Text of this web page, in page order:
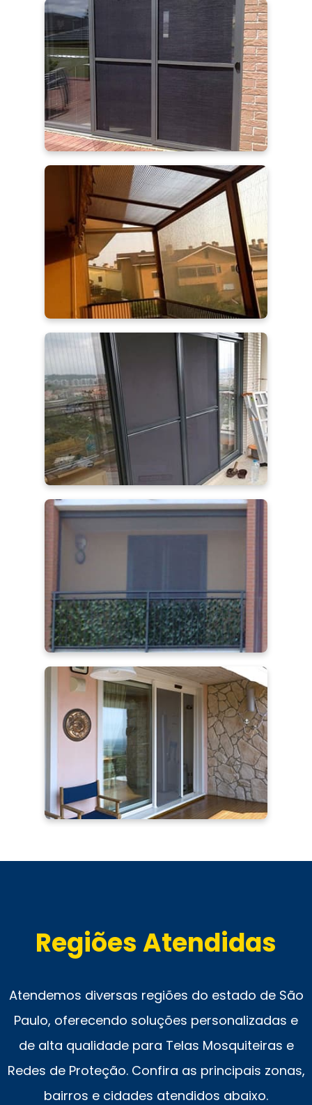
Regiões Atendidas
Atendemos diversas regiões do estado de São
Paulo, oferecendo soluções personalizadas e
de alta qualidade para Telas Mosquiteiras e
Redes de Proteção. Confira as principais zonas,
bairros e cidades atendidos abaixo.